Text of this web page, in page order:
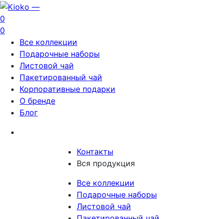
0
0
Все коллекции
Подарочные наборы
Листовой чай
Пакетированный чай
Корпоративные подарки
О бренде
Блог
Контакты
Вся продукция
Все коллекции
Подарочные наборы
Листовой чай